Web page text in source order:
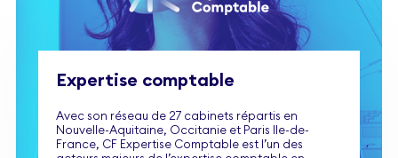
Expertise comptable
Avec son réseau de 27 cabinets répartis en
Nouvelle-Aquitaine, Occitanie et Paris Ile-de-
France, CF Expertise Comptable est l’un des